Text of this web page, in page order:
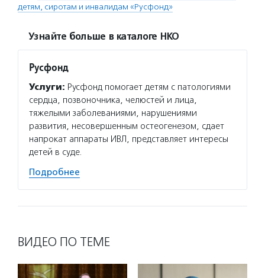
детям, сиротам и инвалидам «Русфонд»
Узнайте больше в каталоге НКО
Русфонд
Услуги: Русфонд помогает детям с патологиями
сердца, позвоночника, челюстей и лица,
тяжелыми заболеваниями, нарушениями
развития, несовершенным остеогенезом, сдает
напрокат аппараты ИВЛ, представляет интересы
детей в суде.
Подробнее
ВИДЕО ПО ТЕМЕ